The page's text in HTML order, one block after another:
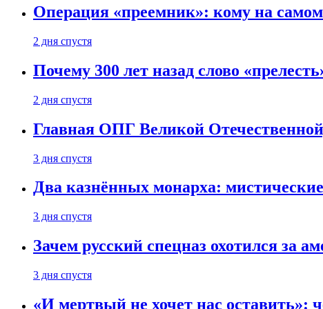
Операция «преемник»: кому на самом
2 дня спустя
Почему 300 лет назад слово
2 дня спустя
Главная ОПГ Великой
3 дня спустя
Два казнённых монарха:
3 дня спустя
Зачем русский спецназ охотился за
3 дня спустя
«И мертвый не хочет нас оставить»: